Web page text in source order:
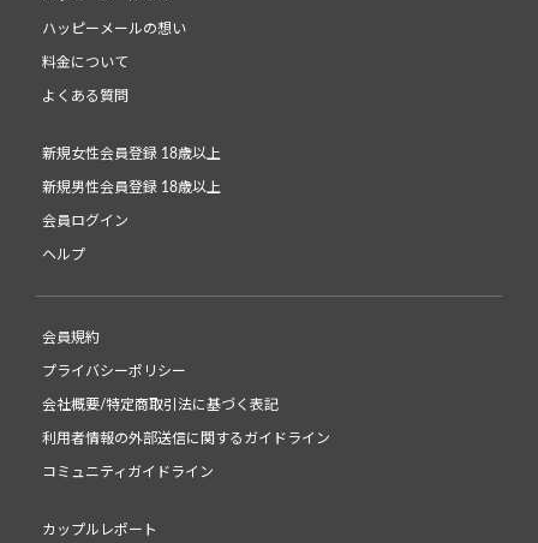
ハッピーメールの想い
料金について
よくある質問
新規女性会員登録 18歳以上
新規男性会員登録 18歳以上
会員ログイン
ヘルプ
会員規約
プライバシーポリシー
会社概要/特定商取引法に基づく表記
利用者情報の外部送信に関するガイドライン
コミュニティガイドライン
カップルレポート